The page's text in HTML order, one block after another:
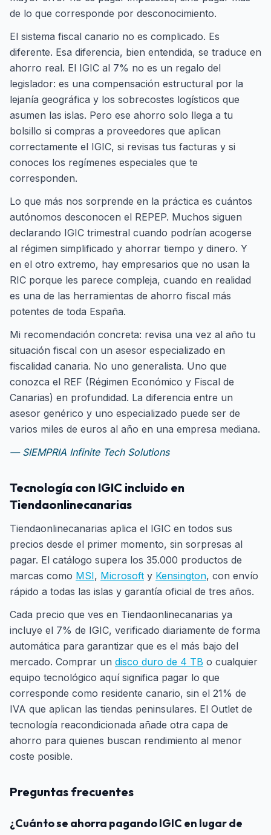
de lo que corresponde por desconocimiento.
El sistema fiscal canario no es complicado. Es
diferente. Esa diferencia, bien entendida, se traduce en
ahorro real. El IGIC al 7% no es un regalo del
legislador: es una compensación estructural por la
lejanía geográfica y los sobrecostes logísticos que
asumen las islas. Pero ese ahorro solo llega a tu
bolsillo si compras a proveedores que aplican
correctamente el IGIC, si revisas tus facturas y si
conoces los regímenes especiales que te
corresponden.
Lo que más nos sorprende en la práctica es cuántos
autónomos desconocen el REPEP. Muchos siguen
declarando IGIC trimestral cuando podrían acogerse
al régimen simplificado y ahorrar tiempo y dinero. Y
en el otro extremo, hay empresarios que no usan la
RIC porque les parece compleja, cuando en realidad
es una de las herramientas de ahorro fiscal más
potentes de toda España.
Mi recomendación concreta: revisa una vez al año tu
situación fiscal con un asesor especializado en
fiscalidad canaria. No uno generalista. Uno que
conozca el REF (Régimen Económico y Fiscal de
Canarias) en profundidad. La diferencia entre un
asesor genérico y uno especializado puede ser de
varios miles de euros al año en una empresa mediana.
— SIEMPRIA Infinite Tech Solutions
Tecnología con IGIC incluido en
Tiendaonlinecanarias
Tiendaonlinecanarias aplica el IGIC en todos sus
precios desde el primer momento, sin sorpresas al
pagar. El catálogo supera los 35.000 productos de
marcas como MSI, Microsoft y Kensington, con envío
rápido a todas las islas y garantía oficial de tres años.
Cada precio que ves en Tiendaonlinecanarias ya
incluye el 7% de IGIC, verificado diariamente de forma
automática para garantizar que es el más bajo del
mercado. Comprar un disco duro de 4 TB o cualquier
equipo tecnológico aquí significa pagar lo que
corresponde como residente canario, sin el 21% de
IVA que aplican las tiendas peninsulares. El Outlet de
tecnología reacondicionada añade otra capa de
ahorro para quienes buscan rendimiento al menor
coste posible.
Preguntas frecuentes
¿Cuánto se ahorra pagando IGIC en lugar de